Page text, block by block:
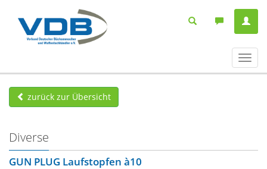
ein-/
zurück zur Übersicht
Diverse
GUN PLUG Laufstopfen à10